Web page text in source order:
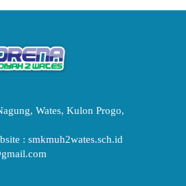
Wates, Kulon Progo,
: smkmuh2wates.sch.id